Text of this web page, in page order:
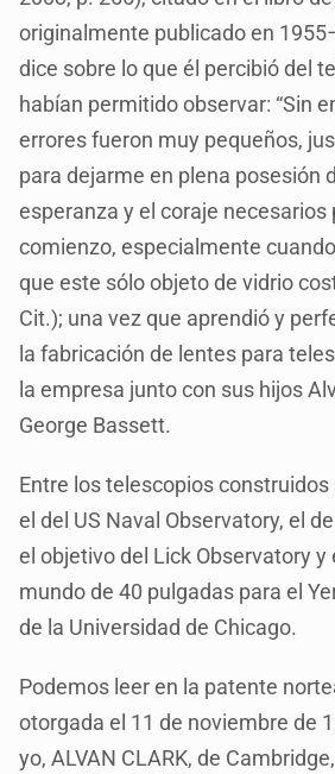
originalmente publicado en
dice sobre lo que él percibió del
habían permitido observar: “Sin
errores fueron muy pequeños,
para dejarme en plena posesión
esperanza y el coraje necesarios
comienzo, especialmente
que este sólo objeto de vidrio
Cit.); una vez que aprendió y
la fabricación de lentes para
la empresa junto con sus hijos
George Bassett.
Entre los telescopios construidos
el del US Naval Observatory, el
el objetivo del Lick Observatory y
mundo de 40 pulgadas para el
de la Universidad de Chicago.
Podemos leer en la patente
otorgada el 11 de noviembre de
yo, ALVAN CLARK, de